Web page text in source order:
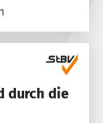
durch die